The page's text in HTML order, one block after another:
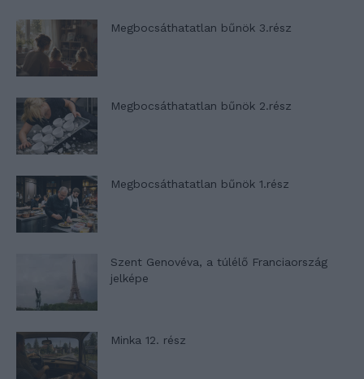
Megbocsáthatatlan bűnök 3.rész
Megbocsáthatatlan bűnök 2.rész
Megbocsáthatatlan bűnök 1.rész
Szent Genovéva, a túlélő Franciaország
jelképe
Minka 12. rész